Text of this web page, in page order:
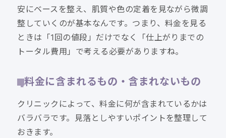
安にベースを整え、肌質や色の定着を見ながら微調
整していくのが基本なんです。つまり、料金を見る
ときは「1回の値段」だけでなく「仕上がりまでの
トータル費用」で考える必要がありますね。
料金に含まれるもの・含まれないもの
クリニックによって、料金に何が含まれているかは
バラバラです。見落としやすいポイントを整理して
おきます。